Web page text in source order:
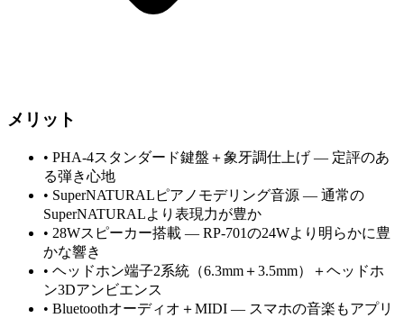
メリット
• PHA-4スタンダード鍵盤＋象牙調仕上げ — 定評のあ
る弾き心地
• SuperNATURALピアノモデリング音源 — 通常の
SuperNATURALより表現力が豊か
• 28Wスピーカー搭載 — RP-701の24Wより明らかに豊
かな響き
• ヘッドホン端子2系統（6.3mm＋3.5mm）＋ヘッドホ
ン3Dアンビエンス
• Bluetoothオーディオ＋MIDI — スマホの音楽もアプリ